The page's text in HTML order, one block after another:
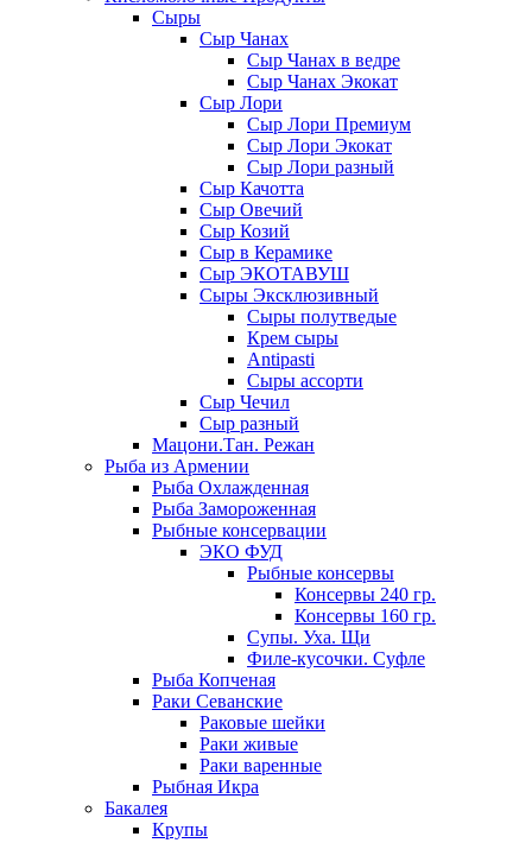
Сыры
Сыр Чанах
Сыр Чанах в ведре
Сыр Чанах Экокат
Сыр Лори
Сыр Лори Премиум
Сыр Лори Экокат
Сыр Лори разный
Сыр Качотта
Сыр Овечий
Сыр Козий
Сыр в Керамике
Сыр ЭКОТАВУШ
Сыры Эксклюзивный
Сыры полутведые
Крем сыры
Antipasti
Сыры ассорти
Сыр Чечил
Сыр разный
Мацони.Тан. Режан
Рыба из Армении
Рыба Охлажденная
Рыба Замороженная
Рыбные консервации
ЭКО ФУД
Рыбные консервы
Консервы 240 гр.
Консервы 160 гр.
Супы. Уха. Щи
Филе-кусочки. Суфле
Рыба Копченая
Раки Севанские
Раковые шейки
Раки живые
Раки варенные
Рыбная Икра
Бакалея
Крупы